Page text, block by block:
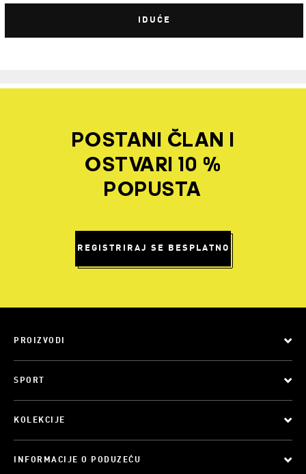
IDUĆE
POSTANI ČLAN I
OSTVARI 10 %
POPUSTA
REGISTRIRAJ SE BESPLATNO
PROIZVODI
SPORT
KOLEKCIJE
INFORMACIJE O PODUZEĆU